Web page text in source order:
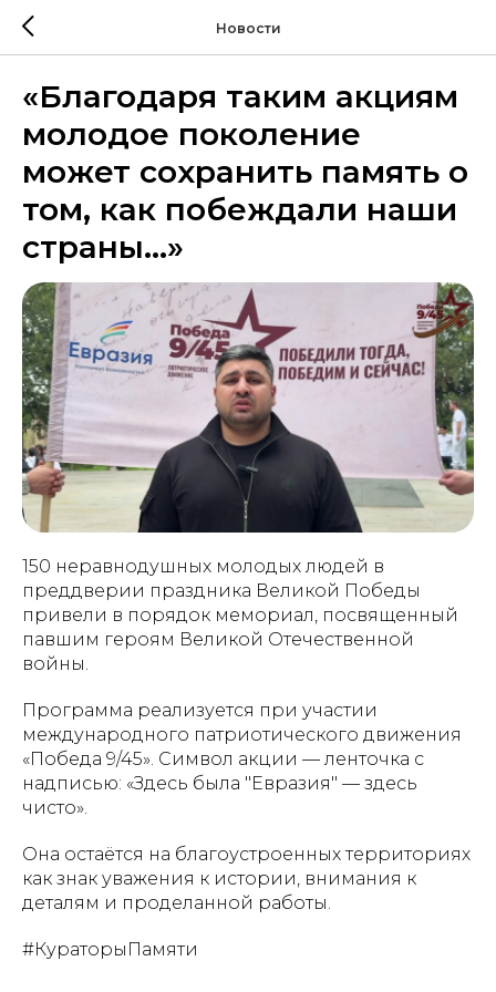
Новости
«Благодаря таким акциям
молодое поколение
может сохранить память о
том, как побеждали наши
страны…»
150 неравнодушных молодых людей в
преддверии праздника Великой Победы
привели в порядок мемориал, посвященный
павшим героям Великой Отечественной
войны.
Программа реализуется при участии
международного патриотического движения
«Победа 9/45». Символ акции — ленточка с
надписью: «Здесь была "Евразия" — здесь
чисто».
Она остаётся на благоустроенных территориях
как знак уважения к истории, внимания к
деталям и проделанной работы.
#КураторыПамяти